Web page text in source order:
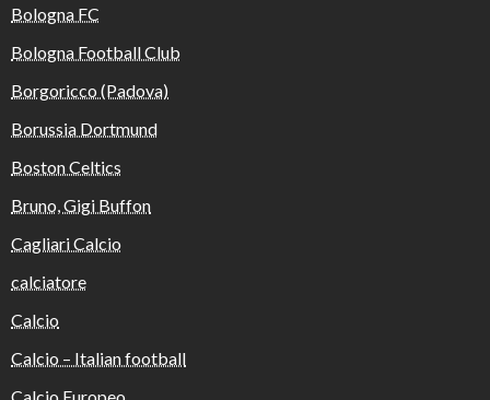
Bologna FC
Bologna Football Club
Borgoricco (Padova)
Borussia Dortmund
Boston Celtics
Bruno, Gigi Buffon
Cagliari Calcio
calciatore
Calcio
Calcio – Italian football